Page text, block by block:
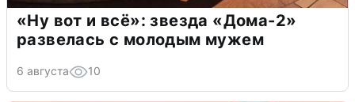
«Ну вот и всё»: звезда «Дома-2»
развелась с молодым мужем
6 августа 10